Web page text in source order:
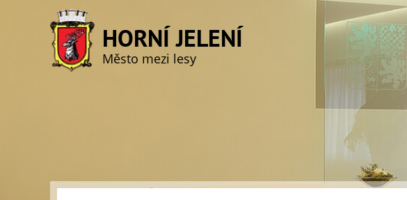
HORNÍ JELENÍ
Město mezi lesy